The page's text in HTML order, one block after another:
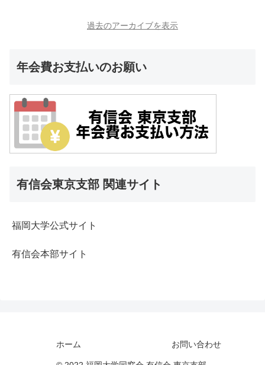
過去のアーカイブを表示
年会費お支払いのお願い
有信会東京支部 関連サイト
福岡大学公式サイト
有信会本部サイト
ホーム お問い合わせ